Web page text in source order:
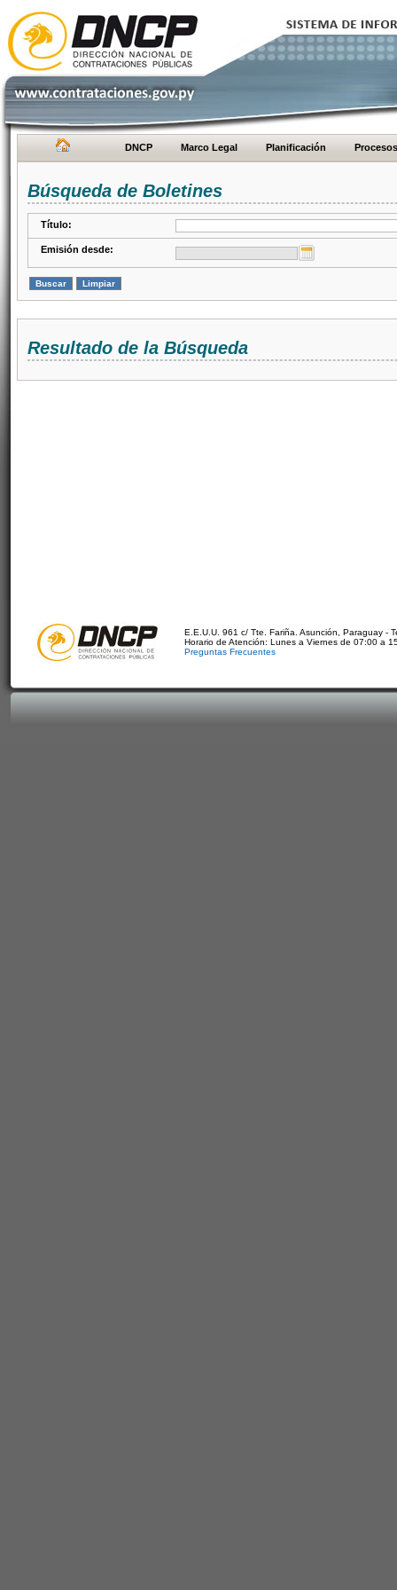
DNCP Marco Legal Planificación Procesos
Búsqueda de Boletines
Título:
Emisión desde:
Resultado de la Búsqueda
E.E.U.U. 961 c/ Tte. Fariña. Asunción, Paraguay -
Horario de Atención: Lunes a Viernes de 07:00 a
Preguntas Frecuentes